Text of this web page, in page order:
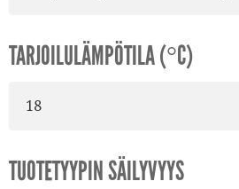
TARJOILULÄMPÖTILA (°C)
18
TUOTETYYPIN SÄILYVYYS